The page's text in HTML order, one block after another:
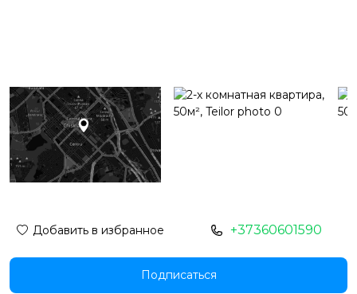
Добавить в избранное +37360601590
Подписаться